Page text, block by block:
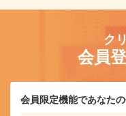
ク
会員
会員限定機能であなた